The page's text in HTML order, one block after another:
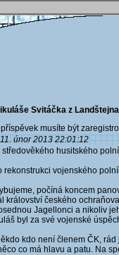
Svitáčka z
musíte být
11. únor 2013 22:01:12
husitského
rekonstrukci vojenského
počíná koncem
království českého
Jagellonci a nikoliv
byl za své vojenské
kdo není členem ČK,
co má hlavu a patu. Na